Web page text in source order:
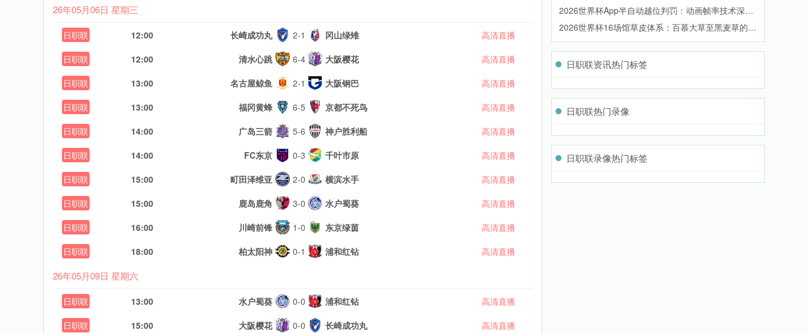
26年05月06日 星期三
日职联 12:00 长崎成功丸 2-1 冈山绿雉
高清直播
日职联
12:00 清水心跳 6-4 大阪樱花
高清直播
日职联
13:00 名古屋鲸鱼 2-1 大阪钢巴
高清直播
日职联
13:00 福冈黄蜂 6-5 京都不死鸟
高清直播
日职联
14:00 广岛三箭 5-6 神户胜利船
高清直播
日职联
14:00 FC东京 0-3 千叶市原
高清直播
日职联
15:00 町田泽维亚 2-0 横滨水手
高清直播
日职联
15:00 鹿岛鹿角 3-0 水户蜀葵
高清直播
日职联
16:00 川崎前锋 1-0 东京绿茵
高清直播
日职联
18:00 柏太阳神 0-1 浦和红钻 高清直播
26年05月09日 星期六
日职联 13:00 水户蜀葵 0-0 浦和红钻
高清直播
日职联
15:00 大阪樱花 0-0 长崎成功丸 高清直播
拆解
2026世界杯App半自动越位判罚：动画帧率技术深度
拆解
2026世界杯16场馆草皮体系：百慕大草至黑麦草的生
态递变与品种优选路径
日职联资讯热门标签
日职联热门录像
日职联录像热门标签